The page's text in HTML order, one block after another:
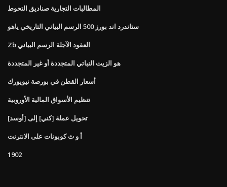
المطالبات التجارية صناديق التحوط
ستاندرد اند بورز 500 الرسم البياني التاريخي ياهو
Zb العقود الآجلة الرسم البياني
هو الزيت النباتي المتجددة أو غير المتجددة
أسعار القطن في بورصة نيويورك
تنظيم الأسواق المالية الأوروبية
تحويل عملة [كني] إلى [أوسد]
أ و ث كوبونات على الانترنت
1902